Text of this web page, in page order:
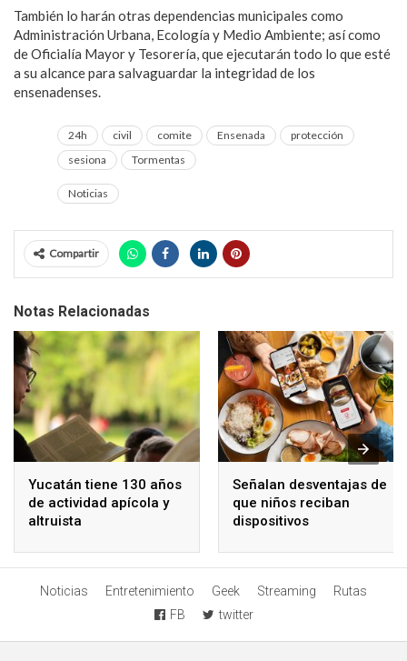
También lo harán otras dependencias municipales como
Administración Urbana, Ecología y Medio Ambiente; así como
de Oficialía Mayor y Tesorería, que ejecutarán todo lo que esté
a su alcance para salvaguardar la integridad de los
ensenadenses.
24h civil comite Ensenada
protección
sesiona
Tormentas
Noticias
Compartir
Notas Relacionadas
Yucatán tiene 130 años
de actividad apícola y
altruista
Señalan desventajas de
que niños reciban
dispositivos
Noticias Entretenimiento Geek Streaming
Rutas
FB
twitter